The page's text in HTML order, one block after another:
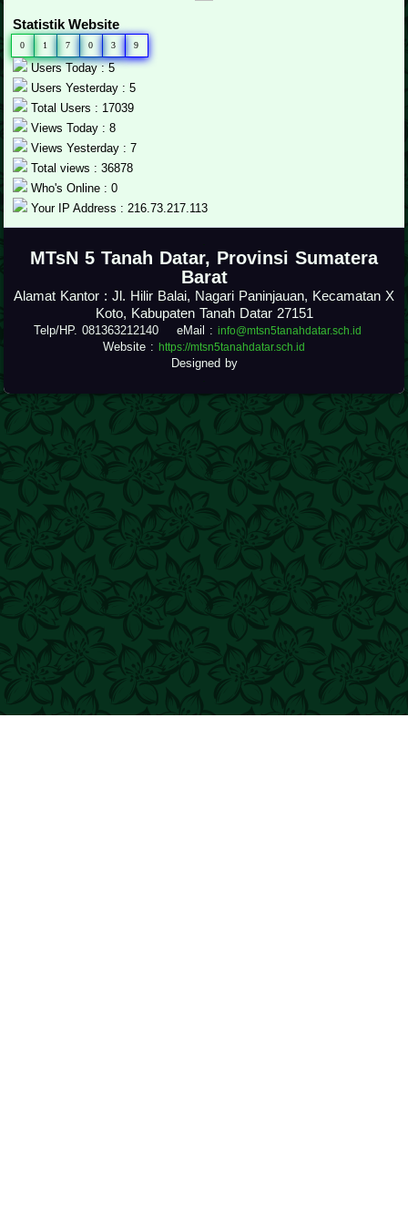
Statistik Website
0 1 7 0 3 9
Users Today : 5
Users Yesterday : 5
Total Users : 17039
Views Today : 8
Views Yesterday : 7
Total views : 36878
Who's Online : 0
Your IP Address : 216.73.217.113
MTsN 5 Tanah Datar, Provinsi Sumatera
Barat
Alamat Kantor : Jl. Hilir Balai, Nagari Paninjauan, Kecamatan X
Koto, Kabupaten Tanah Datar 27151
Telp/HP. 081363212140 eMail : info@mtsn5tanahdatar.sch.id
Website : https://mtsn5tanahdatar.sch.id
Designed by